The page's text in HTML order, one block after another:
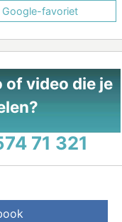
favoriet
of video die je
71 321